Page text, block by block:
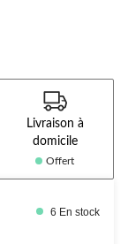
Livraison à
domicile
Offert
6 En stock